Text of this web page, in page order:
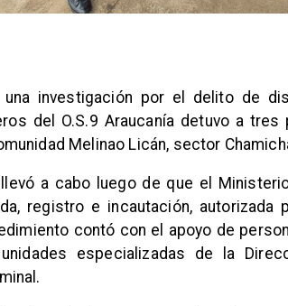
investigación por el delito de
del O.S.9 Araucanía detuvo a
Melinao Licán, sector
a cabo luego de que el
registro e incautación, autorizada
contó con el apoyo de
unidades especializadas de la